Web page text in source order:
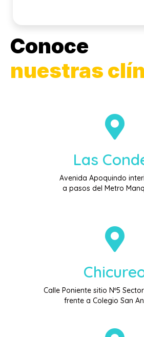
Conoce
nuestras
Las
Avenida Apoquindo
a pasos del Metro
Calle Poniente sitio Nº5
frente a Colegio San